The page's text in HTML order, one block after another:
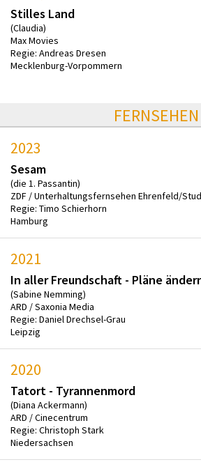
Stilles Land
(Claudia)
Max Movies
Regie: Andreas Dresen
Mecklenburg-Vorpommern
FERNSEHEN
2023
Sesam
(die 1. Passantin)
ZDF / Unterhaltungsfernsehen Ehrenfeld/
Regie: Timo Schierhorn
Hamburg
2021
In aller Freundschaft - Pläne
(Sabine Nemming)
ARD / Saxonia Media
Regie: Daniel Drechsel-Grau
Leipzig
2020
Tatort - Tyrannenmord
(Diana Ackermann)
ARD / Cinecentrum
Regie: Christoph Stark
Niedersachsen